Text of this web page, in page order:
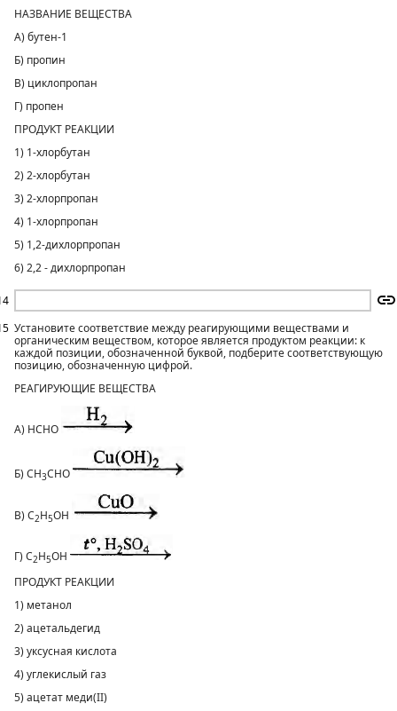
НАЗВАНИЕ ВЕЩЕСТВА
А) бутен-1
Б) пропин
В) циклопропан
Г) пропен
ПРОДУКТ РЕАКЦИИ
1) 1-хлорбутан
2) 2-хлорбутан
3) 2-хлорпропан
4) 1-хлорпропан
5) 1,2-дихлорпропан
6) 2,2 - дихлорпропан
Установите соответствие между реагирующими веществами и
органическим веществом, которое является продуктом реакции: к
каждой позиции, обозначенной буквой, подберите соответствующую
позицию, обозначенную цифрой.
РЕАГИРУЮЩИЕ ВЕЩЕСТВА
А) НСНО
Б) СН3СНО
В) C2H5OH
Г) С2Н5ОН
ПРОДУКТ РЕАКЦИИ
1) метанол
2) ацетальдегид
3) уксусная кислота
4) углекислый газ
5) ацетат меди(II)